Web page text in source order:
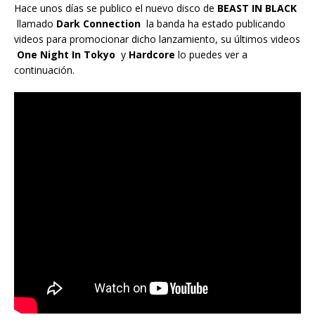
Hace unos días se publico el nuevo disco de BEAST IN BLACK
llamado Dark Connection la banda ha estado publicando
videos para promocionar dicho lanzamiento, su últimos videos
One Night In Tokyo y Hardcore lo puedes ver a
continuación.